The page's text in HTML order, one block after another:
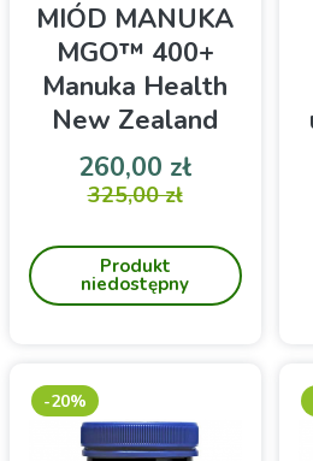
MIÓD MANUKA
MGO™ 400+
Manuka Health
New Zealand
500g
Manuka Health Miód
Cena
260,00 złCena
325,00 zł
Produkt
niedostępny
-20%